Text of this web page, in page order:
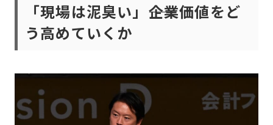
「現場は泥臭い」――企業価値をど
う高めていくか